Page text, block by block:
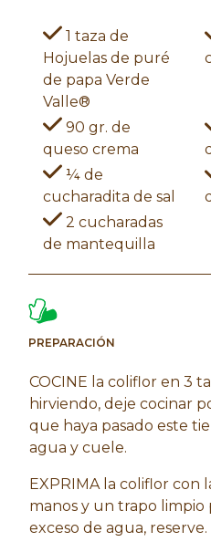
1 taza de
Hojuelas de puré
de papa Verde
Valle®
90 gr. de
queso crema
¼ de
cucharadita de sal
2 cucharadas
de mantequilla
PREPARACIÓN
COCINE la coliflor en 3
hirviendo, deje cocinar
que haya pasado este
agua y cuele.
EXPRIMA la coliflor con
manos y un trapo limpio
exceso de agua, reserve.